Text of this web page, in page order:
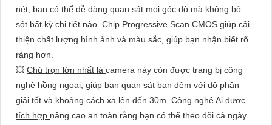
nét, bạn có thể dễ dàng quan sát mọi góc độ mà không bỏ
sót bất kỳ chi tiết nào. Chip Progressive Scan CMOS giúp cải
thiện chất lượng hình ảnh và màu sắc, giúp bạn nhận biết rõ
ràng hơn.
💥 Chú trọn lớn nhất là camera này còn được trang bị công
nghệ hồng ngoại, giúp bạn quan sát ban đêm với độ phân
giải tốt và khoảng cách xa lên đến 30m. Công nghệ Ai được
tích hợp nâng cao an toàn rằng bạn có thể theo dõi cả ngày